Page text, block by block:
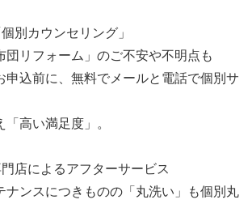
別カウンセリング」
団リフォーム」のご不安や不明点も
申込前に、無料でメールと電話で個別サ
高い満足度」。
店によるアフターサービス
ナンスにつきものの「丸洗い」も個別丸